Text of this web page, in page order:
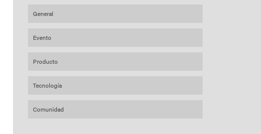
General
Evento
Producto
Tecnología
Comunidad